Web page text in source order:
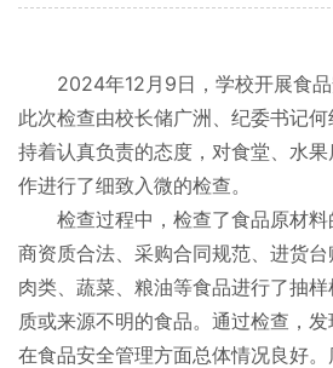
2024年12月9日，学校开展食品
此次检查由校长储广洲、纪委书记
持着认真负责的态度，对食堂、水
作进行了细致入微的检查。
检查过程中，检查了食品原材
商资质合法、采购合同规范、进货
肉类、蔬菜、粮油等食品进行了抽
质或来源不明的食品。通过检查，
在食品安全管理方面总体情况良好